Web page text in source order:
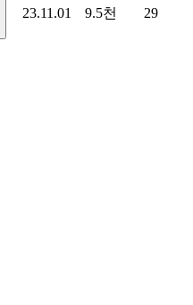
23.11.01 9.5천 29